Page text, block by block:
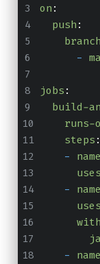
on :
push :
-
jobs :
build-
runs-
steps :
-
uses
-
uses
with
-